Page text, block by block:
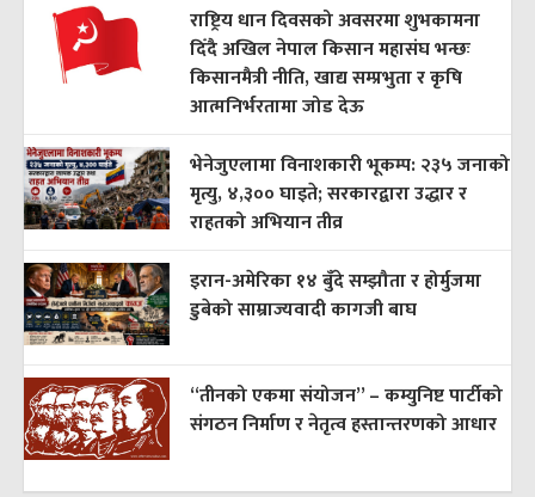
राष्ट्रिय धान दिवसको अवसरमा शुभकामना
दिँदै अखिल नेपाल किसान महासंघ भन्छः
किसानमैत्री नीति, खाद्य सम्प्रभुता र कृषि
आत्मनिर्भरतामा जोड देऊ
भेनेजुएलामा विनाशकारी भूकम्प: २३५ जनाको
मृत्यु, ४,३०० घाइते; सरकारद्वारा उद्धार र
राहतको अभियान तीव्र
इरान-अमेरिका १४ बुँदे सम्झौता र होर्मुजमा
डुबेको साम्राज्यवादी कागजी बाघ
“तीनको एकमा संयोजन” – कम्युनिष्ट पार्टीको
संगठन निर्माण र नेतृत्व हस्तान्तरणको आधार